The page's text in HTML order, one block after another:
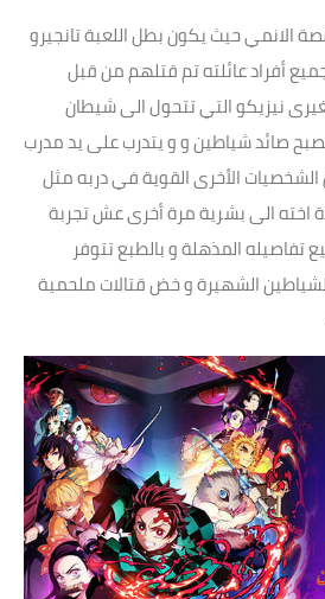
الانمي حيث يكون بطل اللعبة تانجيرو
أفراد عائلته تم قتلهم من قبل
نيزيكو التي تتحول الى شيطان
صائد شياطين و و يتدرب على يد مدرب
الأخرى القوية في دربه مثل
اخته الى بشرية مرة أخرى عش تجربة
تفاصيله المذهلة و بالطبع تتوفر
الشهيرة و خض قتالات ملحمية